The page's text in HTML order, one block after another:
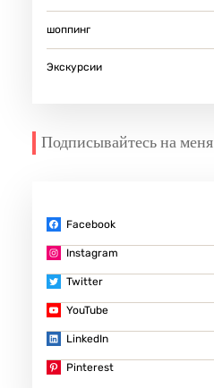
шоппинг
Экскурсии
Подписывайтесь на меня
Facebook
Instagram
Twitter
YouTube
LinkedIn
Pinterest